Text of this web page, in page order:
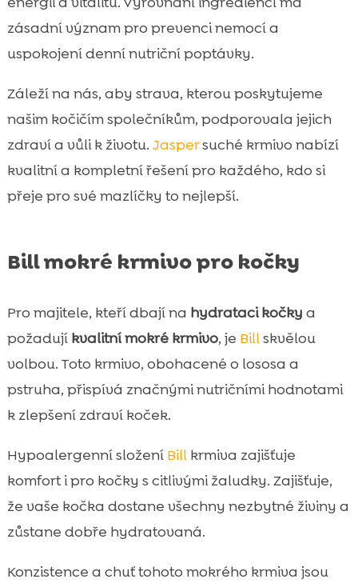
zásadní význam pro prevenci nemocí a
uspokojení denní nutriční poptávky.
Záleží na nás, aby strava, kterou poskytujeme
našim kočičím společníkům, podporovala jejich
zdraví a vůli k životu. Jaspersuché krmivo nabízí
kvalitní a kompletní řešení pro každého, kdo si
přeje pro své mazlíčky to nejlepší.
Bill mokré krmivo pro kočky
Pro majitele, kteří dbají na hydrataci kočky a
požadují kvalitní mokré krmivo, je Billskvělou
volbou. Toto krmivo, obohacené o lososa a
pstruha, přispívá značnými nutričními hodnotami
k zlepšení zdraví koček.
Hypoalergenní složení Billkrmiva zajišťuje
komfort i pro kočky s citlivými žaludky. Zajišťuje,
že vaše kočka dostane všechny nezbytné živiny a
zůstane dobře hydratovaná.
Konzistence a chuť tohoto mokrého krmiva jsou